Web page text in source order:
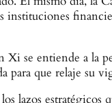
instituciones
se entiende a la
para que relaje su
lazos estratégicos